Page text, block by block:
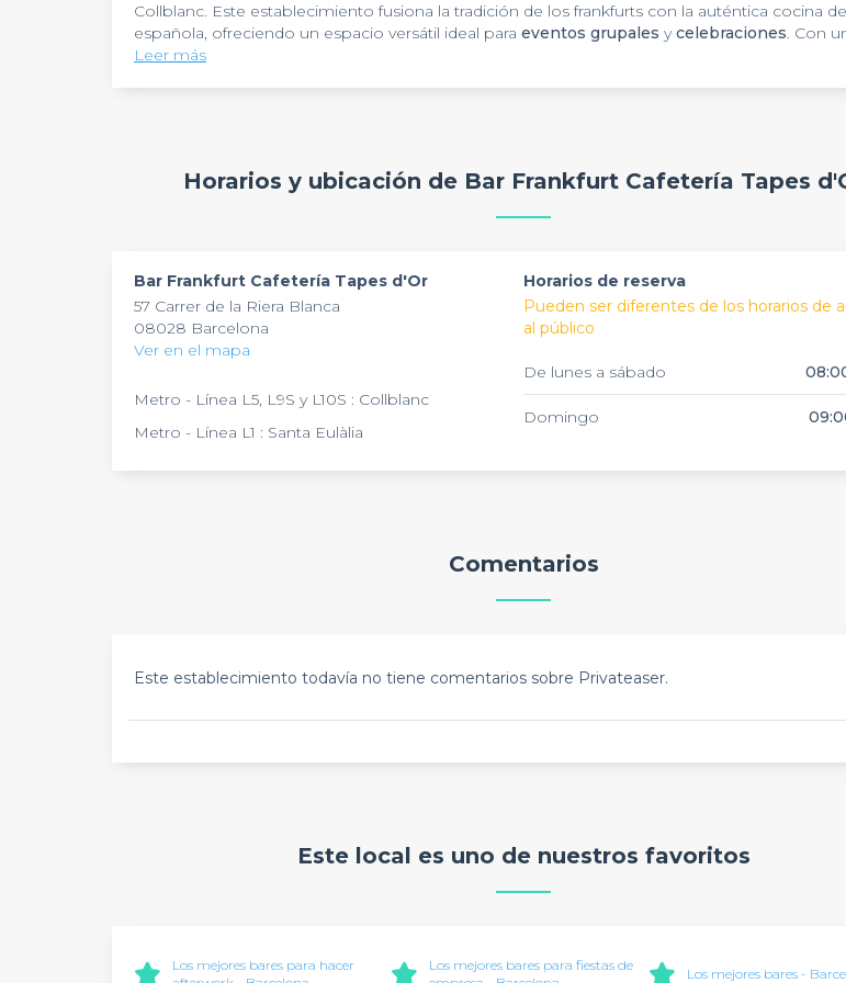
Collblanc. Este establecimiento fusiona la tradición de los frankfurts con la auténtica cocina
española, ofreciendo un espacio versátil ideal para eventos grupales ycelebraciones. Con
capacidad que permite acomodar cómodamente a grupos grandes, el local destaca por su
Leer más
Horarios y ubicación de Bar Frankfurt Cafetería Tapes
Bar Frankfurt Cafetería Tapes d'Or
57 Carrer de la Riera Blanca
08028 Barcelona
Ver en el mapa
Metro - Línea L5, L9S y L10S : Collblanc
Metro - Línea L1 : Santa Eulàlia
Horarios de reserva
Pueden ser diferentes de los horarios de
al público
De lunes a sábado
Domingo
Comentarios
Este establecimiento todavía no tiene comentarios sobre Privateaser.
Este local es uno de nuestros favoritos
Los mejores bares para hacer
Los mejores bares para fiestas de
Los mejores bares -